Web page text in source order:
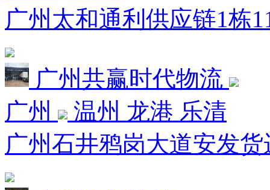
广州太和通利供应链1栋
广州共赢时代物流
广州
温州 龙港 乐清
广州石井鸦岗大道安发